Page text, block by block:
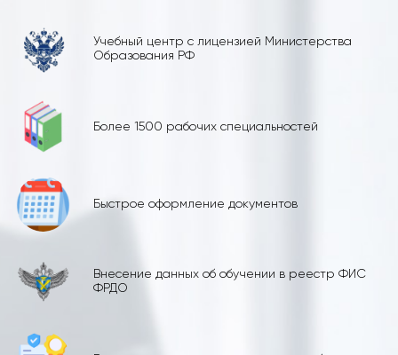
Учебный центр с лицензией Министерства
Образования РФ
Более 1500 рабочих специальностей
Быстрое оформление документов
Внесение данных об обучении в реестр ФИС
ФРДО